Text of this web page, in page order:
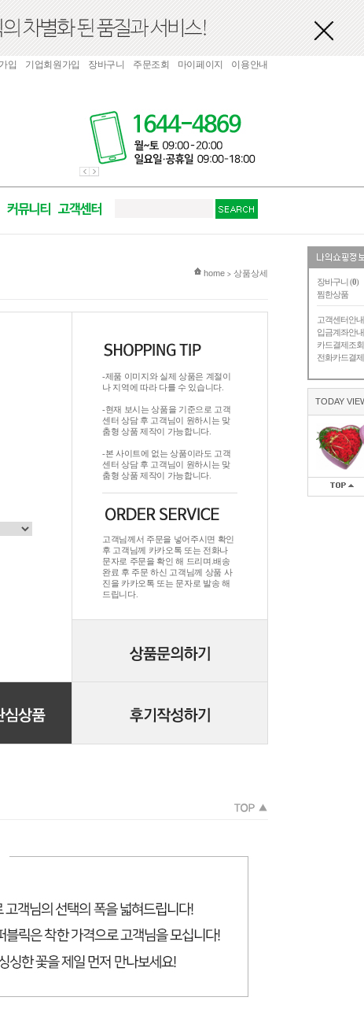
장바구니 (0)
찜한상품
고객센터안내
입금계좌안내
카드결제조회
전화카드결제
TODAY
입 기업회원가입 장바구니 주문조회 마이페이지 이용안내
현재 위치
home > 상품상세
-제품 이미지와 실제 상품은 계절이
나 지역에 따라 다를 수 있습니다.
-현재 보시는 상품을 기준으로 고객
센터 상담 후 고객님이 원하시는 맞
춤형 상품 제작이 가능합니다.
-본 사이트에 없는 상품이라도 고객
센터 상담 후 고객님이 원하시는 맞
춤형 상품 제작이 가능합니다.
고객님께서 주문을 넣어주시면 확인
후 고객님께 카카오톡 또는 전화나
문자로 주문을 확인 해 드리며.배송
완료 후 주문 하신 고객님께 상품 사
진을 카카오톡 또는 문자로 발송 해
드립니다.